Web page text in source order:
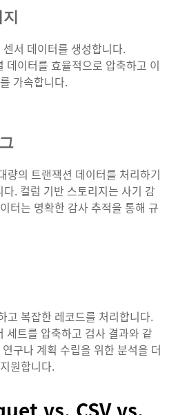
서 데이터를 생성합니다.
이터를 효율적으로 압축하고 이
가속합니다.
량의 트랜잭션 데이터를 처리하기
. 컬럼 기반 스토리지는 사기 감
터는 명확한 감사 추적을 통해 규
고 복잡한 레코드를 처리합니다.
트를 압축하고 검사 결과와 같
구나 계획 수립을 위한 분석을 더
원합니다.
vs. CSV vs.